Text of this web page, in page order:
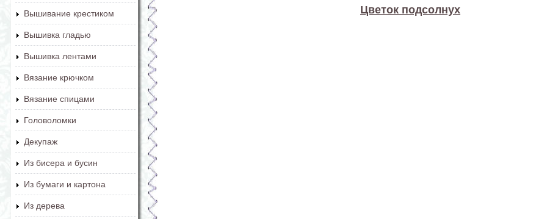
Вышивание крестиком
Вышивка гладью
Вышивка лентами
Вязание крючком
Вязание спицами
Головоломки
Декупаж
Из бисера и бусин
Из бумаги и картона
Из дерева
Цветок подсолнух